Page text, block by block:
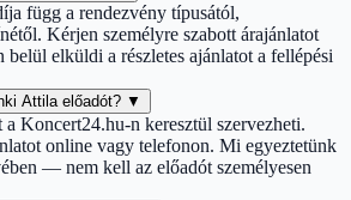
függ a rendezvény típusától,
Kérjen személyre szabott árajánlatot
elküldi a részletes ajánlatot a fellépési
Attila előadót? ▼
Koncert24.hu-n keresztül szervezheti.
online vagy telefonon. Mi egyeztetünk
— nem kell az előadót személyesen